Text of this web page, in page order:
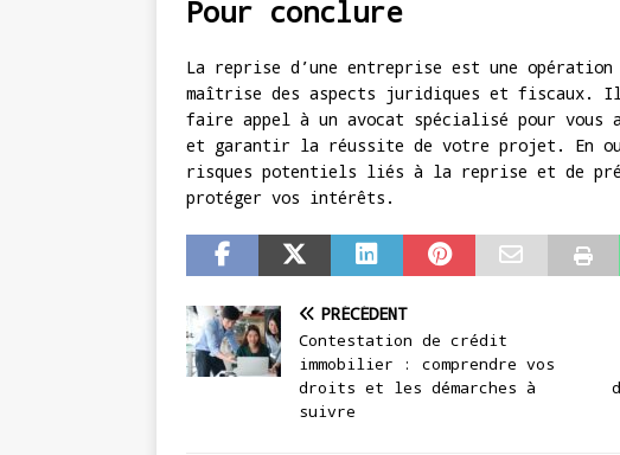
Pour conclure
La reprise d’une entreprise est une
maîtrise des aspects juridiques et fiscaux. Il
faire appel à un avocat spécialisé pour vous
et garantir la réussite de votre projet. En
risques potentiels liés à la reprise et de
protéger vos intérêts.
PRÉCÉDENT
Contestation de crédit
immobilier : comprendre vos
droits et les démarches à
suivre